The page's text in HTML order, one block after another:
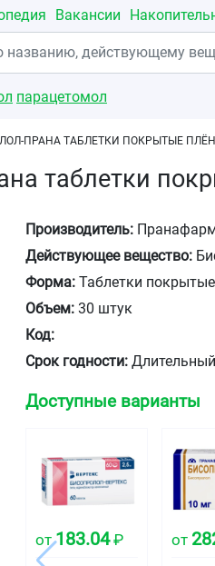
Вакансии
парацетомол
ПРАНА ТАБЛЕТКИ ПОКРЫТЫЕ
таблетки
Производитель:
Действующее вещество:
Форма: Таблетки
Объем: 30 штук
Код:
Срок годности:
Доступные варианты
от183.04₽ от